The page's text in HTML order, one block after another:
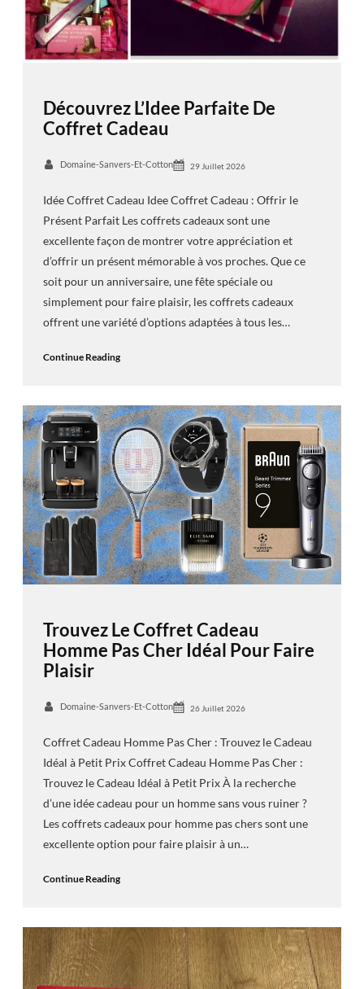
Découvrez L’Idee Parfaite De
Coffret Cadeau
Domaine-Sanvers-Et-Cotton 29 Juillet 2026
Idée Coffret Cadeau Idee Coffret Cadeau : Offrir le
Présent Parfait Les coffrets cadeaux sont une
excellente façon de montrer votre appréciation et
d’offrir un présent mémorable à vos proches. Que ce
soit pour un anniversaire, une fête spéciale ou
simplement pour faire plaisir, les coffrets cadeaux
offrent une variété d’options adaptées à tous les…
Continue Reading
Trouvez Le Coffret Cadeau
Homme Pas Cher Idéal Pour Faire
Plaisir
Domaine-Sanvers-Et-Cotton 26 Juillet 2026
Coffret Cadeau Homme Pas Cher : Trouvez le Cadeau
Idéal à Petit Prix Coffret Cadeau Homme Pas Cher :
Trouvez le Cadeau Idéal à Petit Prix À la recherche
d’une idée cadeau pour un homme sans vous ruiner ?
Les coffrets cadeaux pour homme pas chers sont une
excellente option pour faire plaisir à un…
Continue Reading